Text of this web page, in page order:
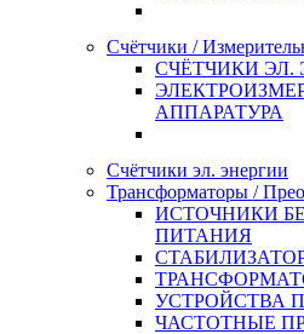
Счётчики /
СЧЁТЧИКИ ЭЛ.
АППАРАТУРА
Счётчики эл. энергии
Трансформаторы /
ИСТОЧНИКИ
ПИТАНИЯ
УСТРОЙСТВА
ЧАСТОТНЫЕ